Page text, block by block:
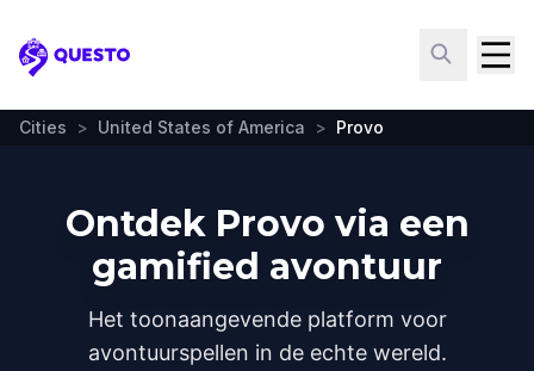
Questo
Cities > United States of America > Provo
Ontdek Provo via een
gamified avontuur
Het toonaangevende platform voor
avontuurspellen in de echte wereld.